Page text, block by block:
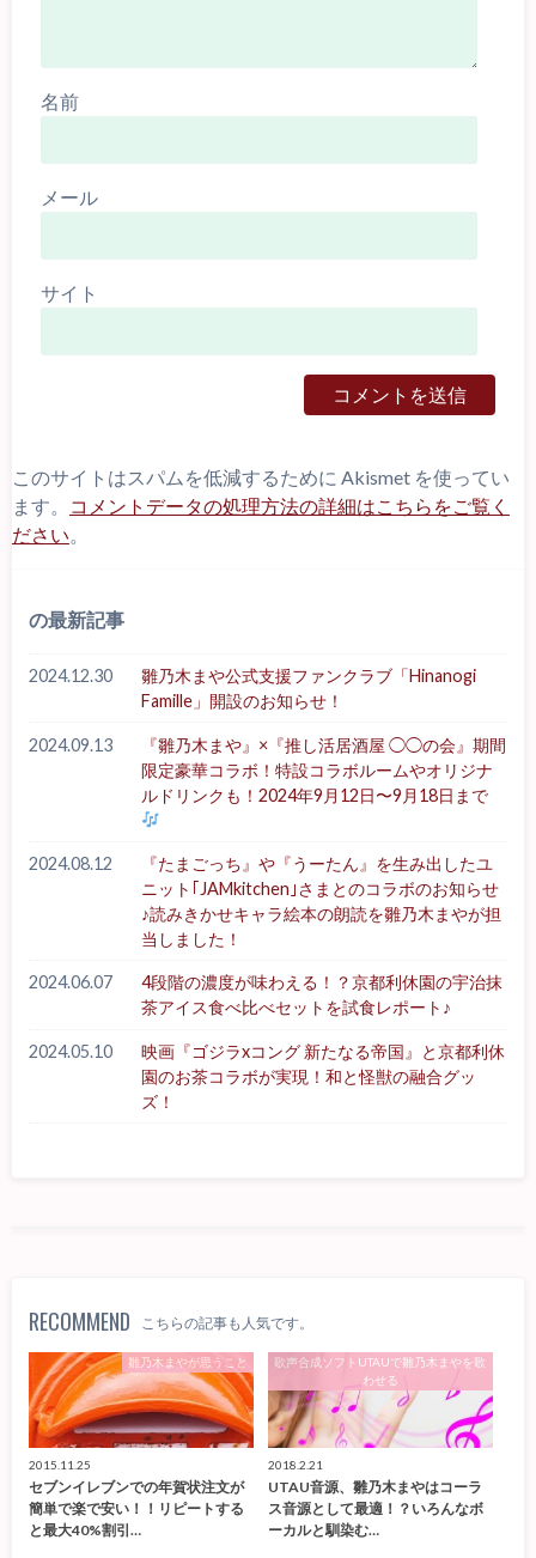
名前
メール
サイト
このサイトはスパムを低減するために Akismet を使ってい
ます。
コメントデータの処理方法の詳細はこちらをご覧く
ださい
の最新記事
2024.12.30
雛乃木まや公式支援ファンクラブ「Hinanogi
Famille」開設のお知らせ！
2024.09.13
『雛乃木まや』×『推し活居酒屋 ◯◯の会』期間
限定豪華コラボ！特設コラボルームやオリジナ
ルドリンクも！2024年9月12日〜9月18日まで
2024.08.12
『たまごっち』や『うーたん』を生み出したユ
ニット｢JAMkitchen｣さまとのコラボのお知らせ
♪読みきかせキャラ絵本の朗読を雛乃木まやが担
当しました！
2024.06.07
4段階の濃度が味わえる！？京都利休園の宇治抹
茶アイス食べ比べセットを試食レポート♪
2024.05.10
映画『ゴジラxコング 新たなる帝国』と京都利休
園のお茶コラボが実現！和と怪獣の融合グッ
ズ！
RECOMMEND こちらの記事も人気です。
雛乃木まやが思うこと
2015.11.25
セブンイレブンでの年賀状注文が
簡単で楽で安い！！リピートする
と最大40%割引…
歌声合成ソフトUTAUで雛乃木まやを歌
わせる
2018.2.21
UTAU音源、雛乃木まやはコーラ
ス音源として最適！？いろんなボ
ーカルと馴染む…